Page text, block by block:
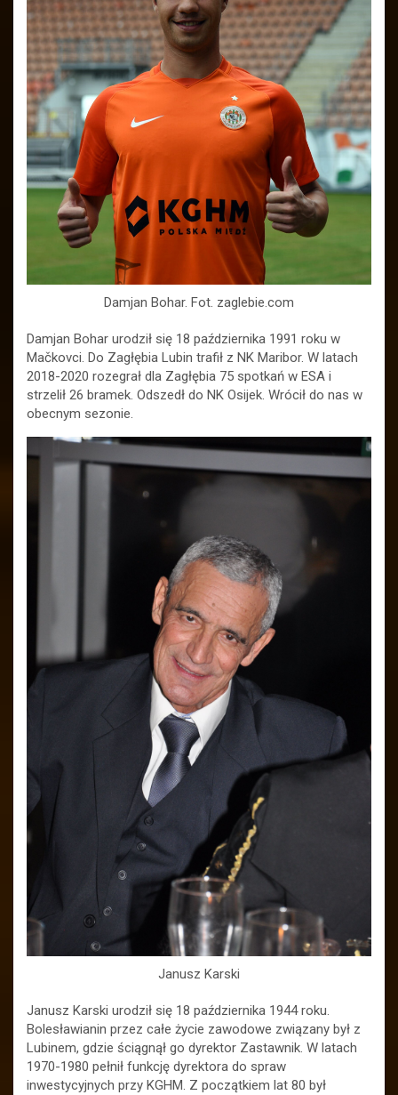
Damjan Bohar. Fot. zaglebie.com
Damjan Bohar urodził się 18 października 1991 roku w
Mačkovci. Do Zagłębia Lubin trafił z NK Maribor. W latach
2018-2020 rozegrał dla Zagłębia 75 spotkań w ESA i
strzelił 26 bramek. Odszedł do NK Osijek. Wrócił do nas w
obecnym sezonie.
Janusz Karski
Janusz Karski urodził się 18 października 1944 roku.
Bolesławianin przez całe życie zawodowe związany był z
Lubinem, gdzie ściągnął go dyrektor Zastawnik. W latach
1970-1980 pełnił funkcję dyrektora do spraw
inwestycyjnych przy KGHM. Z początkiem lat 80 był